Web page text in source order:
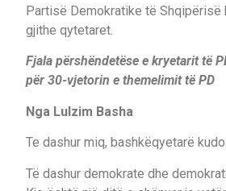
Partisë Demokratike të Shqipërisë
gjithe qytetaret.
Fjala përshëndetëse e kryetarit të
për 30-vjetorin e themelimit të PD
Nga Lulzim Basha
Te dashur miq, bashkëqyetarë
Të dashur demokrate dhe